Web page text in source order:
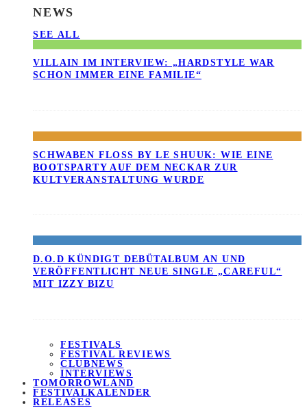
NEWS
SEE ALL
VILLAIN IM INTERVIEW: „HARDSTYLE WAR
SCHON IMMER EINE FAMILIE“
SCHWABEN FLOSS BY LE SHUUK: WIE EINE B
OOTSPARTY AUF DEM NECKAR ZUR K
ULTVERANSTALTUNG WURDE
D.O.D KÜNDIGT DEBÜTALBUM AN UND
VERÖFFENTLICHT NEUE SINGLE „CAREFUL“
MIT IZZY BIZU
FESTIVALS
FESTIVAL REVIEWS
CLUBNEWS
INTERVIEWS
TOMORROWLAND
FESTIVALKALENDER
RELEASES